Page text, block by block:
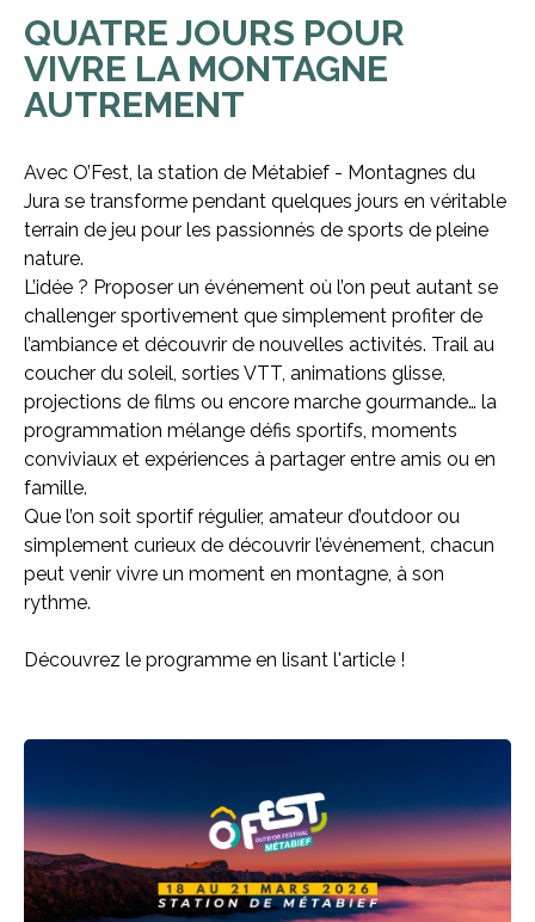
QUATRE JOURS POUR
VIVRE LA MONTAGNE
AUTREMENT
Avec O’Fest, la station de Métabief - Montagnes du
Jura se transforme pendant quelques jours en véritable
terrain de jeu pour les passionnés de sports de pleine
nature.
L’idée ? Proposer un événement où l’on peut autant se
challenger sportivement que simplement profiter de
l’ambiance et découvrir de nouvelles activités. Trail au
coucher du soleil, sorties VTT, animations glisse,
projections de films ou encore marche gourmande… la
programmation mélange défis sportifs, moments
conviviaux et expériences à partager entre amis ou en
famille.
Que l’on soit sportif régulier, amateur d’outdoor ou
simplement curieux de découvrir l’événement, chacun
peut venir vivre un moment en montagne, à son
rythme.
Découvrez le programme en lisant l'article !